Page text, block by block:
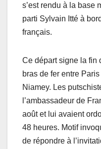
s’est rendu à la base
parti Sylvain Itté à
français.
Ce départ signe la fin
bras de fer entre
Niamey. Les
l’ambassadeur de
août et lui avaient
48 heures. Motif
de répondre à